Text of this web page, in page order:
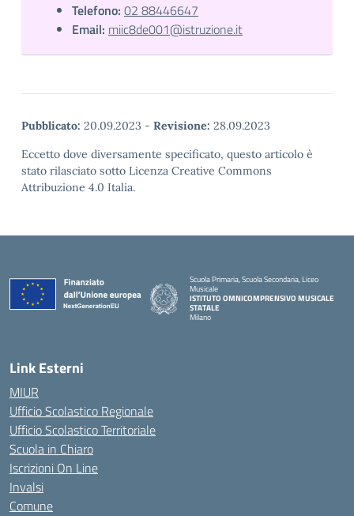
Telefono: 02 88446647
Email: miic8de001@istruzione.it
Pubblicato: 20.09.2023 - Revisione: 28.09.2023
Eccetto dove diversamente specificato, questo articolo è
stato rilasciato sotto Licenza Creative Commons
Attribuzione 4.0 Italia.
Scuola Primaria, Scuola Secondaria, Liceo
Musicale
ISTITUTO OMNICOMPRENSIVO MUSICALE
STATALE
Milano
Link Esterni
MIUR
Ufficio Scolastico Regionale
Ufficio Scolastico Territoriale
Scuola in Chiaro
Iscrizioni On Line
Invalsi
Comune